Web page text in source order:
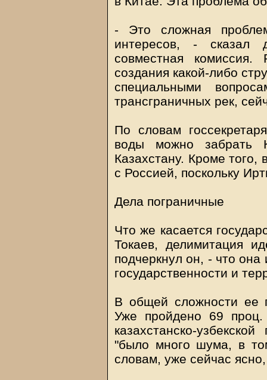
- Это сложная
интересов, - сказал
совместная
создания какой-либо
специальными
трансграничных рек,
По словам
воды можно забрать
Казахстану. Кроме
с Россией, поскольку
Дела пограничные
Что же касается
Токаев, делимитация
подчеркнул он, - что
государственности и
В общей сложности ее
Уже пройдено 69
казахстанско-
"было много шума, в
словам, уже сейчас